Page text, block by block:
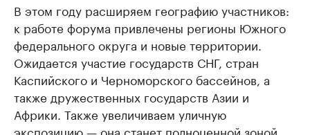
В этом году расширяем географию участников:
к работе форума привлечены регионы Южного
федерального округа и новые территории.
Ожидается участие государств СНГ, стран
Каспийского и Черноморского бассейнов, а
также дружественных государств Азии и
Африки. Также увеличиваем уличную
экспозицию — она станет полноценной зоной